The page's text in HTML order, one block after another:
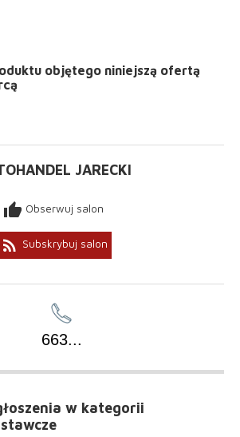
objętego niniejszą ofertą
JARECKI
thumb_up Obserwuj salon
rss_feed Subskrybuj salon
663...
w kategorii